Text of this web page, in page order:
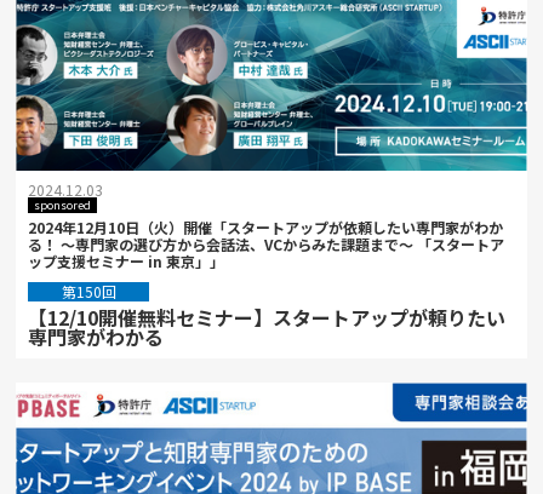
2024.12.03
sponsored
2024年12月10日（火）開催「スタートアップが依頼したい専門家がわか
る！ ～専門家の選び方から会話法、VCからみた課題まで～ 「スタートア
ップ支援セミナー in 東京」」
第150回
【12/10開催無料セミナー】スタートアップが頼りたい
専門家がわかる